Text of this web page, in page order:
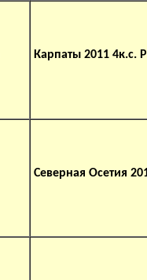
Карпаты 2011 4к.с. Р
Северная Осетия